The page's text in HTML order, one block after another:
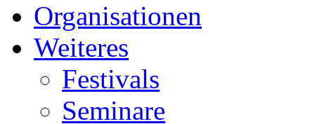
Organisationen
Weiteres
Festivals
Seminare